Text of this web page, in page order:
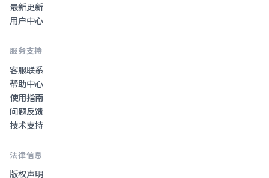
最新更新
用户中心
服务支持
客服联系
帮助中心
使用指南
问题反馈
技术支持
法律信息
版权声明